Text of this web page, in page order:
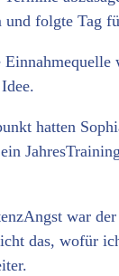
und folgte Tag
hatten
war
das, wofür